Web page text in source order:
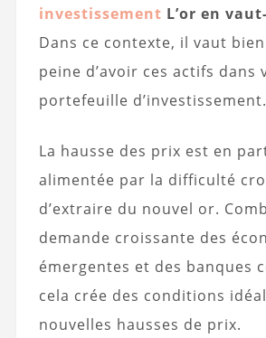
investissement L’or en
Dans ce contexte, il vaut
peine d’avoir ces actifs dans
portefeuille d’investissement.
La hausse des prix est en
alimentée par la difficulté
d’extraire du nouvel or.
demande croissante des
émergentes et des banques
cela crée des conditions
nouvelles hausses de prix.